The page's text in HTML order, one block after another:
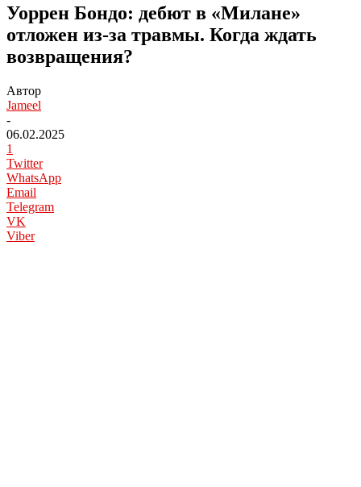
Уоррен Бондо: дебют в «Милане»
отложен из-за травмы. Когда ждать
возвращения?
Автор
Jameel
-
06.02.2025
1
Twitter
WhatsApp
Email
Telegram
VK
Viber